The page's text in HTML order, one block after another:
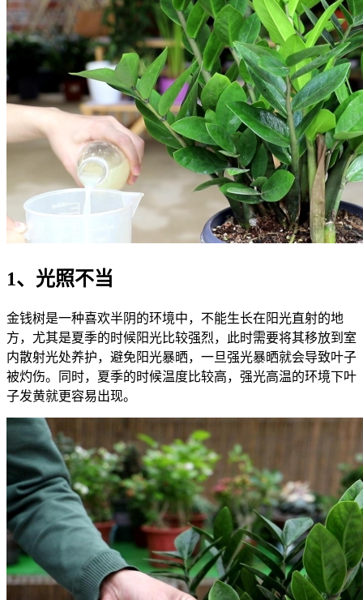
1、光照不当
金钱树是一种喜欢半阴的环境中，不能生长在阳光直射的地
方，尤其是夏季的时候阳光比较强烈，此时需要将其移放到室
内散射光处养护，避免阳光暴晒，一旦强光暴晒就会导致叶子
被灼伤。同时，夏季的时候温度比较高，强光高温的环境下叶
子发黄就更容易出现。